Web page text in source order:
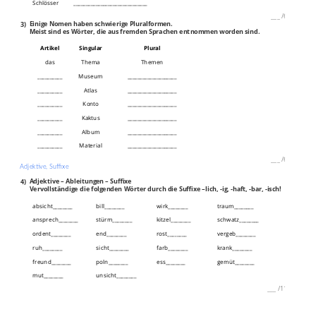
Schlösser
/6P
3) Einige Nomen haben schwierige Pluralformen.
Meist sind es Wörter, die aus fremden Sprachen entnommen worden sind.
Artikel Singular
Plural
das
Thema Themen
Museum
Atlas
Konto
Kaktus
Album
Material
/6P
Adjektive, Suffixe
4) Adjektive – Ableitungen – Suffixe
Vervollständige die folgenden Wörter durch die Suffixe –lich, -ig, -haft, -bar, -isch!
absicht________ bill________ wirk________
traum________
ansprech________
stürm________ kitzel________
schwatz________
ordent________
end________ rost________
vergeb________
ruh________
sicht________ farb________
krank________
freund________
poln________ ess________
gemüt________
mut________
unsicht________
/11P